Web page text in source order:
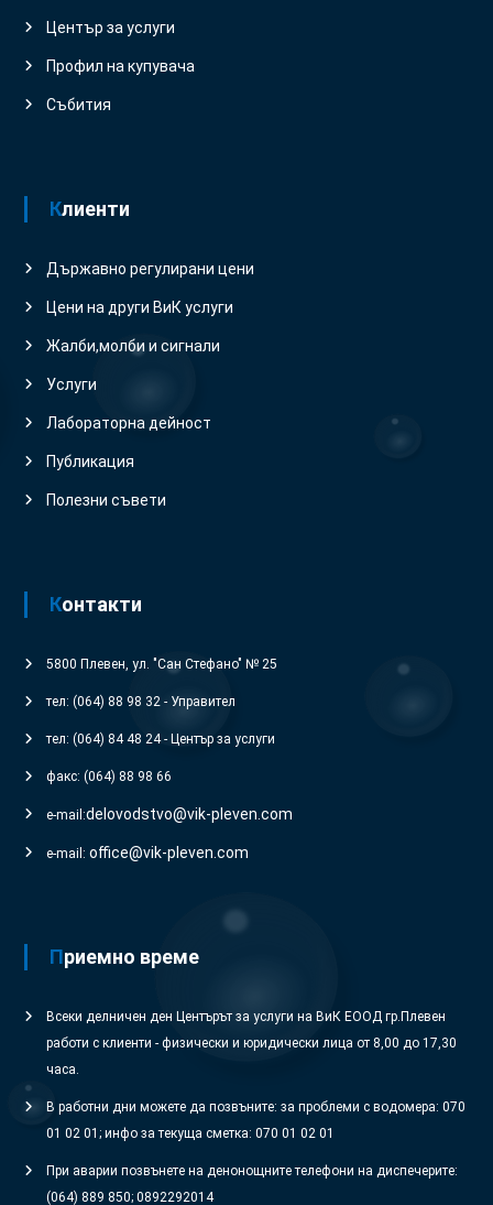
Център за услуги
Профил на купувача
Събития
Клиенти
Държавно регулирани цени
Цени на други ВиК услуги
Жалби,молби и сигнали
Услуги
Лабораторна дейност
Публикация
Полезни съвети
Контакти
5800 Плевен, ул. "Сан Стефано" № 25
тел: (064) 88 98 32 - Управител
тел: (064) 84 48 24 - Център за услуги
факс: (064) 88 98 66
e-mail:delovodstvo@vik-pleven.com
e-mail: office@vik-pleven.com
Приемно време
Всеки делничен ден Центърът за услуги на ВиК ЕООД гр.Плевен
работи с клиенти - физически и юридически лица от 8,00 до 17,30
часа.
В работни дни можете да позвъните: за проблеми с водомера: 070
01 02 01; инфо за текуща сметка: 070 01 02 01
При аварии позвънете на денонощните телефони на диспечерите:
(064) 889 850; 0892292014